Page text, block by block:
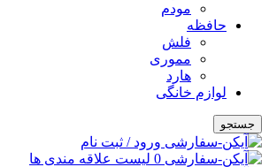
مودم
حافظه
فلش
مموری
هارد
لوازم خانگی
جستجو
ورود / ثبت نام
0 لیست علاقه مندی ها